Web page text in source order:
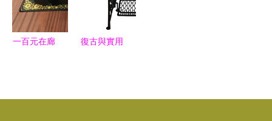
一百元在廊
復古與實用